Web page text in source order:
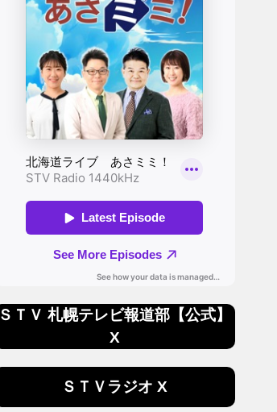
ＳＴＶ 札幌テレビ報道部【公式】
X
ＳＴＶラジオ X